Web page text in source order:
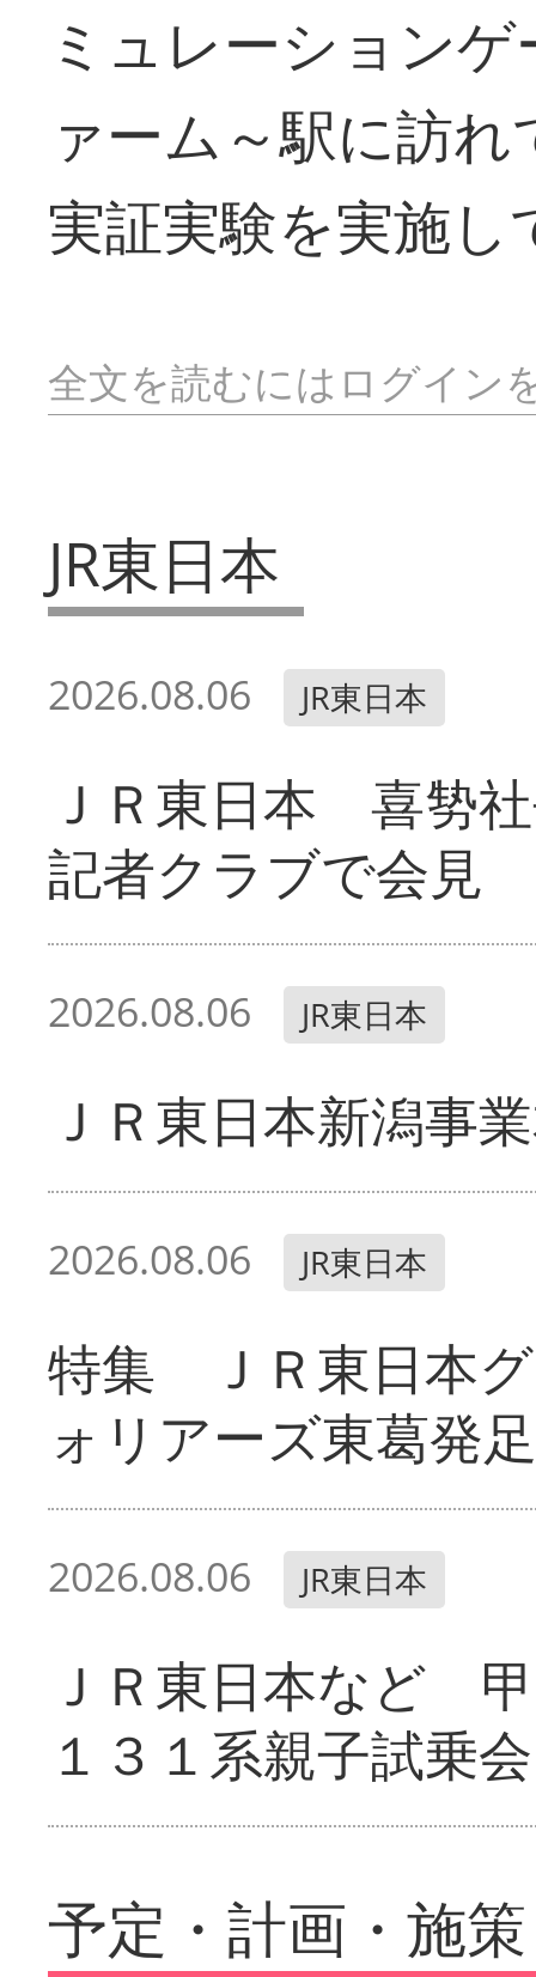
ミュレーション
ァーム～駅に訪
実証実験を実施し
全文を読むにはログイン
JR東日本
2026.08.06 JR東日本
ＪＲ東日本 喜㔟
記者クラブで会見
2026.08.06 JR東日本
ＪＲ東日本新潟事
2026.08.06 JR東日本
特集 ＪＲ東日本
ォリアーズ東葛発足
2026.08.06 JR東日本
ＪＲ東日本など
１３１系親子試乗会
予定・計画・施策